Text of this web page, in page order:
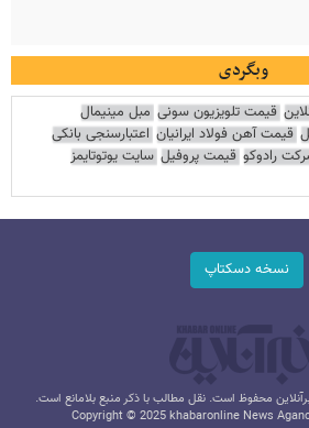
وبگردی
قیمت تلویزیون سونی مبل مینیمال
قیمت آهن فولاد ایرانیان اعتبارسنجی بانکی
رادوکو قیمت پروفیل سایت یوتوتایمز
نسخه دسکتاپ
محفوظ است. نقل مطالب با ذکر منبع بلامانع است.
Copyright © 2025 khabaronline News